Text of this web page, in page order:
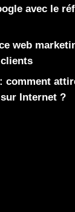
avec le
web
comment
Internet ?